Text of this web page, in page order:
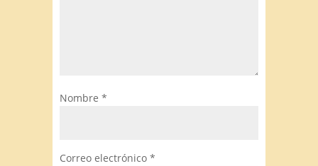
Nombre *
Correo electrónico *